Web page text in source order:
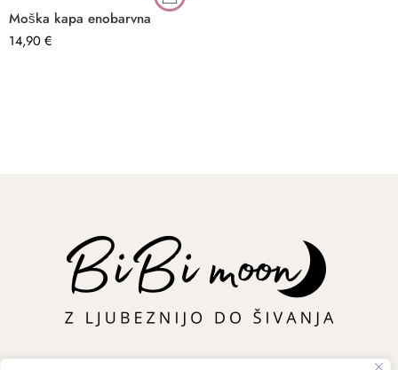
Moška kapa enobarvna
14,90 €